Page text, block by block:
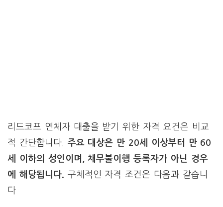
리드코프 연체자 대출을 받기 위한 자격 요건은 비교
적 간단합니다. 주요 대상은 만 20세 이상부터 만 60
세 이하의 성인이며, 채무불이행 등록자가 아닌 경우
에 해당됩니다. 구체적인 자격 조건은 다음과 같습니
다